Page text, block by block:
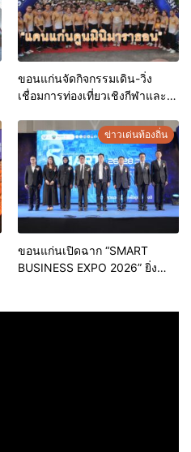
ขอนแก่นจัดกิจกรรมเดิน-วิ่ง
เชื่อมการท่องเที่ยวเชิงกีฬาและ
มาราธอน”
ข่าวเด่นท้องถิ่น
ขอนแก่นเปิดฉาก “SMART
BUSINESS EXPO 2026” ยิ่ง